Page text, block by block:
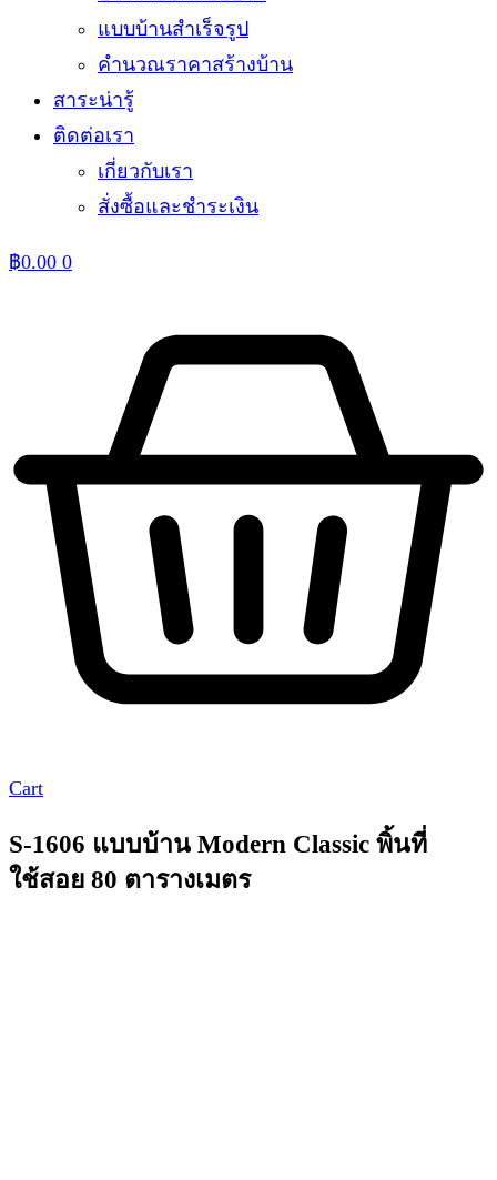
แบบบ้านสำเร็จรูป
คำนวณราคาสร้างบ้าน
สาระน่ารู้
ติดต่อเรา
เกี่ยวกับเรา
สั่งซื้อและชำระเงิน
฿0.00 0
Cart
S-1606 แบบบ้าน Modern Classic พิ้นที่
ใช้สอย 80 ตารางเมตร